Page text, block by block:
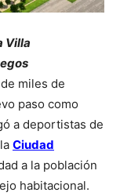
Villa
miles de
paso como
a deportistas de
Ciudad
a la población
habitacional.